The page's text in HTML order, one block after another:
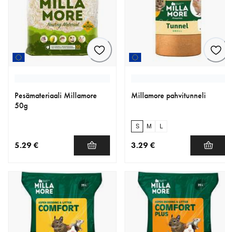
Pesämateriaali Millamore
50g
5.29 €
Millamore pahvitunneli
S M L
3.29 €